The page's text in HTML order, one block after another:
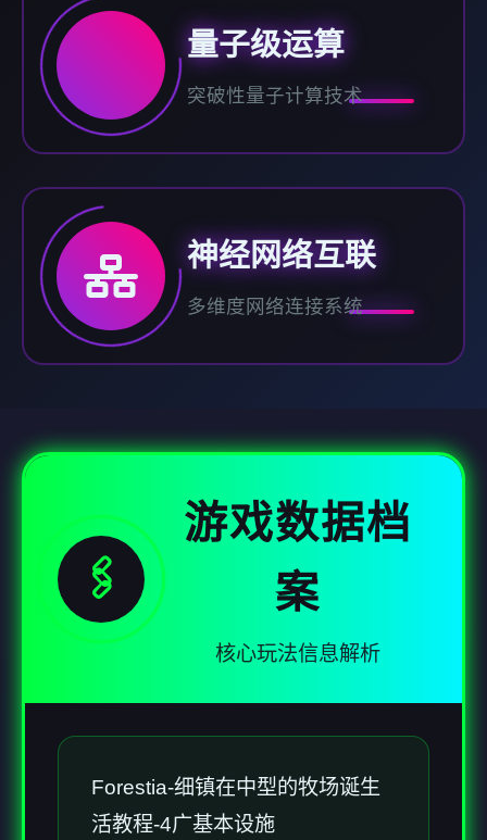
量子级运算
突破性量子计算技术
神经网络互联
多维度网络连接系统
🖇️
游戏数据档
案
核心玩法信息解析
Forestia-细镇在中型的牧场诞生
活教程-4广基本设施